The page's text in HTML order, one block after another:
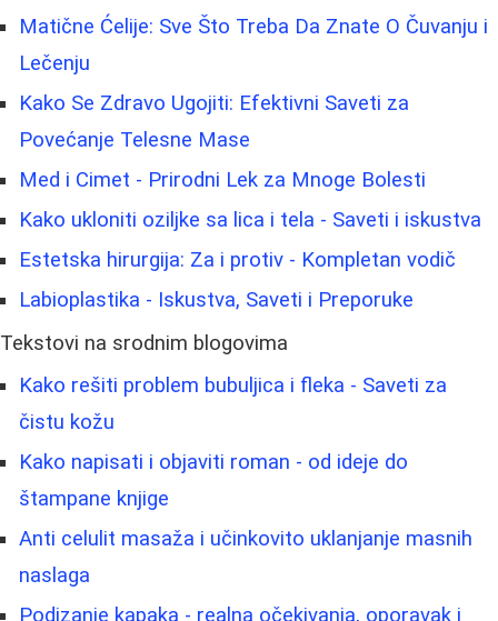
Matične Ćelije: Sve Što Treba Da Znate O Čuvanju i
Lečenju
Kako Se Zdravo Ugojiti: Efektivni Saveti za
Povećanje Telesne Mase
Med i Cimet - Prirodni Lek za Mnoge Bolesti
Kako ukloniti oziljke sa lica i tela - Saveti i iskustva
Estetska hirurgija: Za i protiv - Kompletan vodič
Labioplastika - Iskustva, Saveti i Preporuke
Tekstovi na srodnim blogovima
Kako rešiti problem bubuljica i fleka - Saveti za
čistu kožu
Kako napisati i objaviti roman - od ideje do
štampane knjige
Anti celulit masaža i učinkovito uklanjanje masnih
naslaga
Podizanje kapaka - realna očekivanja, oporavak i